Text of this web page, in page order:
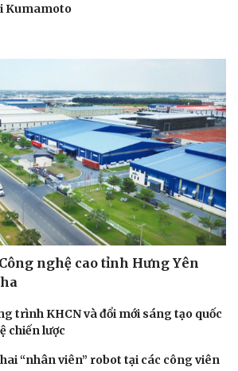
Kumamoto
nghệ cao tỉnh Hưng Yên
trình KHCN và đổi mới sáng tạo quốc
chiến lược
“nhân viên” robot tại các công viên